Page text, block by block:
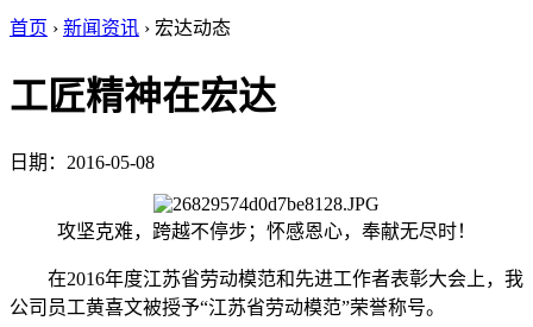
首页 › 新闻资讯 › 宏达动态
工匠精神在宏达
日期：2016-05-08
攻坚克难，跨越不停步；怀感恩心，奉献无尽时！
在2016年度江苏省劳动模范和先进工作者表彰大会上，我
公司员工黄喜文被授予“江苏省劳动模范”荣誉称号。